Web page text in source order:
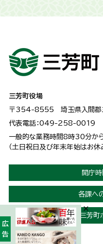
三芳町役場
〒354-8555 埼玉県入間郡
代表電話：049-258-0019
一般的な業務時間8時30分か
（土日祝日及び年末年始はお休
開庁時
各課へ
三芳町
広告